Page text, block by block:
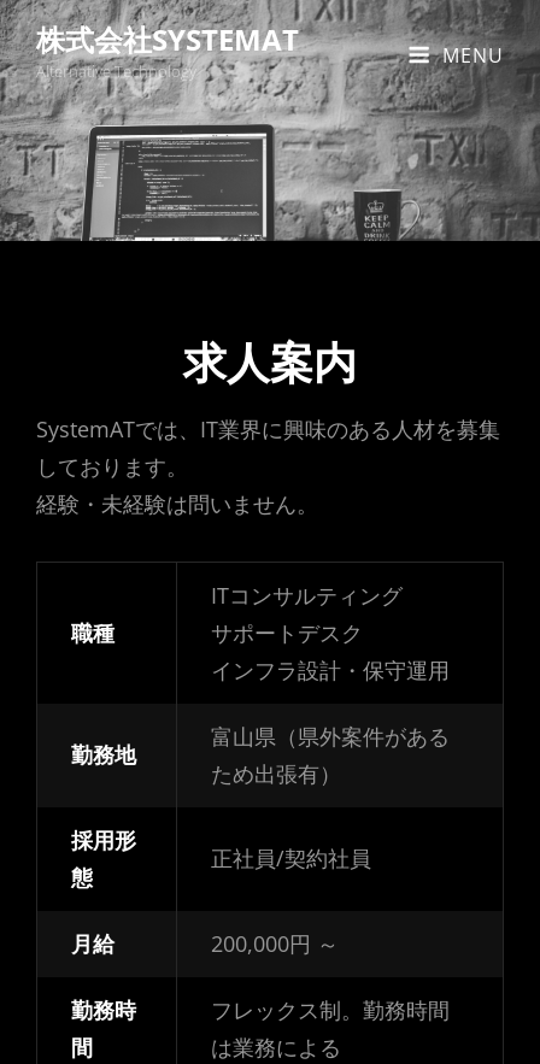
株式会社SYSTEMAT
Alternative Technology
MENU
求人案内
SystemATでは、IT業界に興味のある人材を募集
しております。
経験・未経験は問いません。
職種
ITコンサルティング
サポートデスク
インフラ設計・保守運用
勤務地
富山県（県外案件がある
ため出張有）
採用形
態
正社員/契約社員
月給 200,000円 ～
勤務時
間
フレックス制。勤務時間
は業務による